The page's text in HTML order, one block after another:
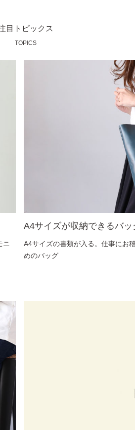
目トピックス
TOPICS
ニ
A4サイズが収納できるバッ
A4サイズの書類が入る。仕事にお
めのバッグ